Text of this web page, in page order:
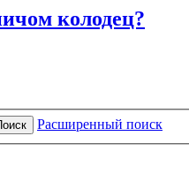
колодец?
Расширенный поиск